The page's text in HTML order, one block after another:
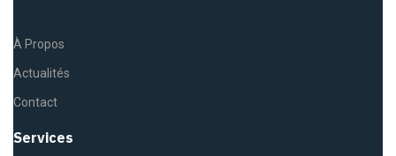
À Propos
Actualités
Contact
Services